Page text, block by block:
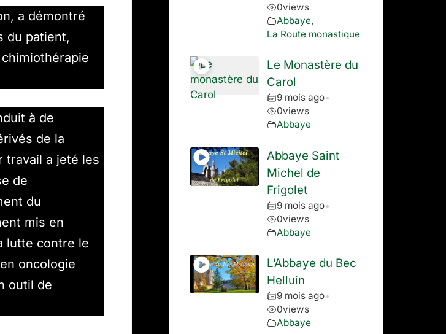
a démontré
du patient,
à de
de la
travail a jeté les
de
du
mis en
lutte contre le
oncologie
outil de
0views
Abbaye,
La Route monastique
Le Monastère du
Carol
9 mois ago •
0views
Abbaye
Abbaye Saint
Michel de
Frigolet
9 mois ago •
0views
Abbaye
L’Abbaye du Bec
Helluin
9 mois ago •
0views
Abbaye